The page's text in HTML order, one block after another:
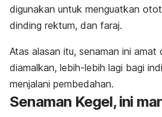
digunakan untuk menguatkan
dinding rektum, dan faraj.
Atas alasan itu, senaman ini amat
diamalkan, lebih-lebih lagi bagi
menjalani pembedahan.
Senaman Kegel, ini